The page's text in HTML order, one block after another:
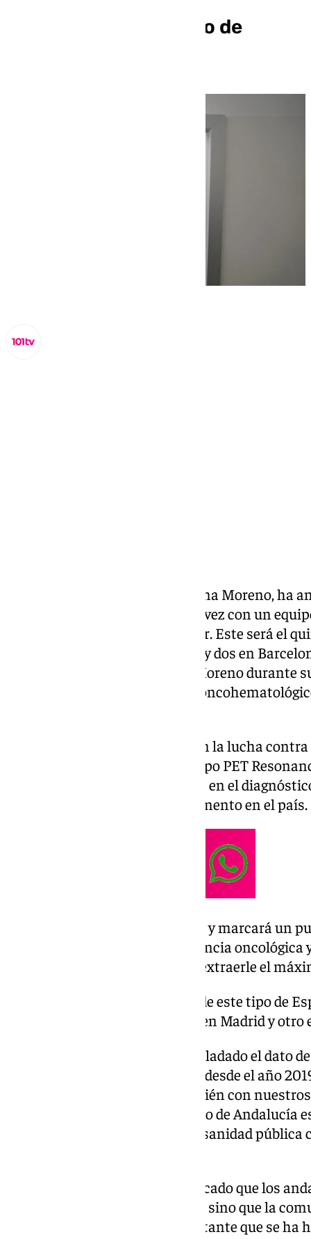
diagnóstico temprano de
El presidente de la Junta, Juanma Moreno, ha
Andalucía contará por primera vez con un
diagnóstico temprano de cáncer. Este será el
España, ya que actualmente hay dos en
Valencia. Así lo ha anunciado Moreno durante
inauguración del centro de día
Se trata de una «gran noticia» en la lucha
quien ha explicado que ese equipo PET
más avanzadas y prometedoras en el
que sólo hay cuatro en este momento en el país.
«Nuestra tierra tendrá el quinto y marcará un
investigación como en la asistencia
hospitales universitarios para extraerle el
Este será el quinto equipo de este tipo de
hay dos en Barcelona, uno en Madrid y otro
Asimismo, el presidente ha trasladado el dato
oncológicos ha subido un 426% desde el año
y «con nuestros aciertos y también con
poner en duda es que el Gobierno de
apuesta sin precedentes por la sanidad
El presidente también ha destacado que los
gasto por habitante en sanidad, sino que la
la media por un esfuerzo importante que se